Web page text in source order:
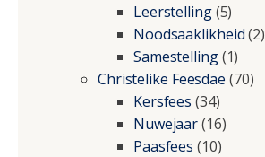
Leerstelling(5)
Noodsaaklikheid(2)
Samestelling(1)
Christelike Feesdae (70)
Kersfees (34)
Nuwejaar(16)
Paasfees (10)